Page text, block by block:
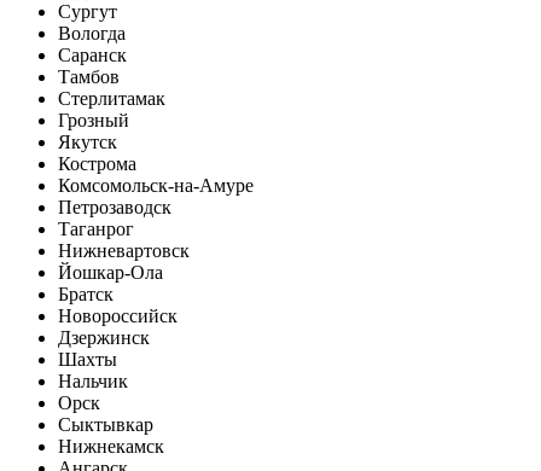
Сургут
Вологда
Саранск
Тамбов
Стерлитамак
Грозный
Якутск
Кострома
Комсомольск-на-Амуре
Петрозаводск
Таганрог
Нижневартовск
Йошкар-Ола
Братск
Новороссийск
Дзержинск
Шахты
Нальчик
Орск
Сыктывкар
Нижнекамск